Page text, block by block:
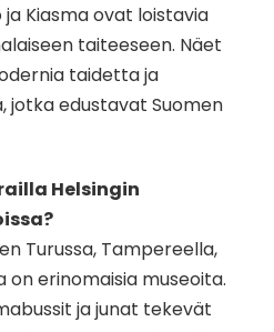
Kiasma ovat loistavia
taiteeseen. Näet
taidetta ja
edustavat Suomen
Helsingin
Turussa, Tampereella,
on erinomaisia ​​museoita.
ja junat tekevät